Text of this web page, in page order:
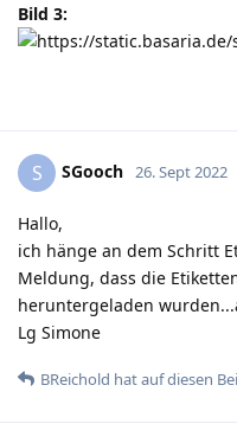
Bild 3:
S SGooch 26. Sept 2022
Hallo,
ich hänge an dem Schritt
Meldung, dass die
heruntergeladen
Lg Simone
BReichold hatauf diesen